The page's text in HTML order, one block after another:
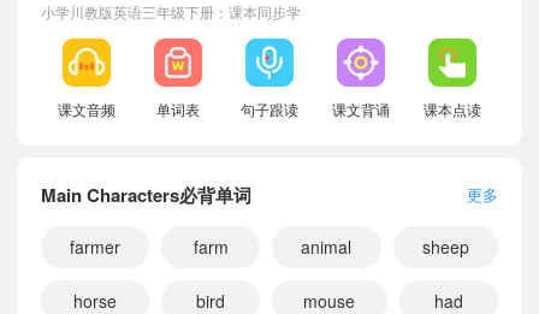
小学川教版英语三年级下册：课本同步学
课文音频 单词表 句子跟读 课文背诵 课本点读
Main Characters必背单词 更多
farmer farm animal sheep
horse bird mouse had